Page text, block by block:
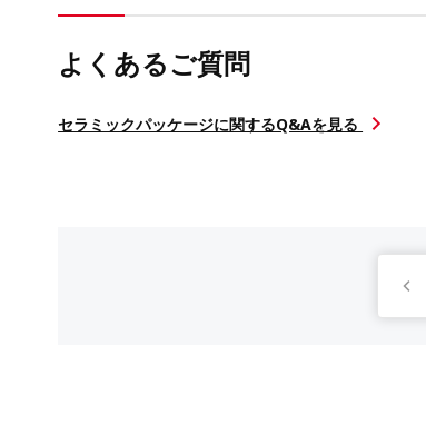
よくあるご質問
セラミックパッケージに関するQ&Aを見る